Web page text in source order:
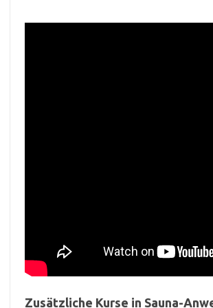
Zusätzliche Kurse in Sauna-